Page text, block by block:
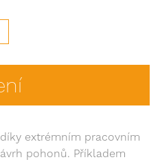
extrémním pracovním
pohonů. Příkladem